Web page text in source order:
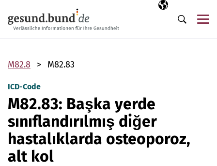
Seçili dil
TR
Arama
M82.8 M82.83
ICD-Code
M82.83: Başka yerde
sınıflandırılmış diğer
hastalıklarda osteoporoz,
alt kol